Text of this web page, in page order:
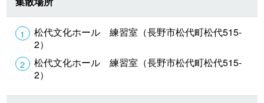
松代文化ホール 練習室（長野市松代町松代515-
2）
松代文化ホール 練習室（長野市松代町松代515-
2）